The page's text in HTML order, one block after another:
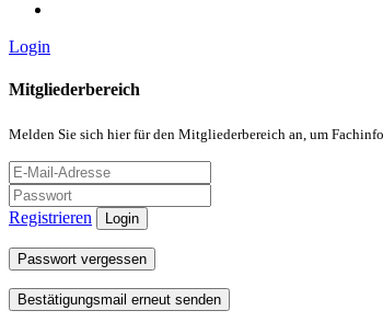
Login
Mitgliederbereich
Melden Sie sich hier für den Mitgliederbereich an, um
Registrieren Login
Passwort vergessen
Bestätigungsmail erneut senden